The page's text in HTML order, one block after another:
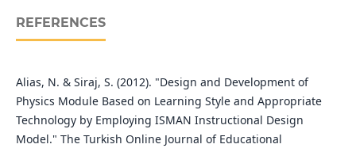
REFERENCES
Alias, N. & Siraj, S. (2012). "Design and Development of
Physics Module Based on Learning Style and Appropriate
Technology by Employing ISMAN Instructional Design
Model." The Turkish Online Journal of Educational